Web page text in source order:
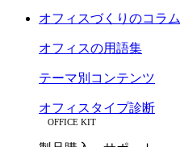
オフィスづくりのコラム
オフィスの用語集
テーマ別コンテンツ
オフィスタイプ診断
OFFICE KIT